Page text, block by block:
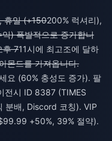
휴일 (+150200% 럭셔리),
) 폭발적으로 증가합니
후 711시에 최고조에 달하
몬드를 가져옵니다.
요 (60% 충성도 증가). 팔
전시 ID 8387 (TIMES
분배, Discord 코칭). VIP
+50%, 39% 절약).